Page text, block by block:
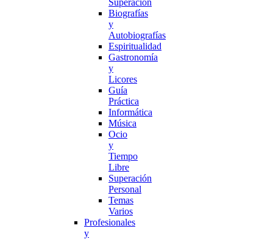
Superación
Biografías
y
Autobiografías
Espiritualidad
Gastronomía
y
Licores
Guía
Práctica
Informática
Música
Ocio
y
Tiempo
Libre
Superación
Personal
Temas
Varios
Profesionales
y